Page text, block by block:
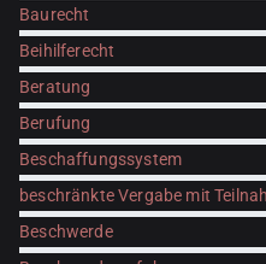
Baurecht
Beihilferecht
Beratung
Berufung
Beschaffungssystem
beschränkte Vergabe mit
Beschwerde